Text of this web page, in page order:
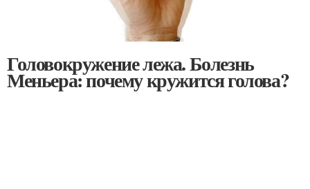
Головокружение лежа. Болезнь
Меньера: почему кружится голова?